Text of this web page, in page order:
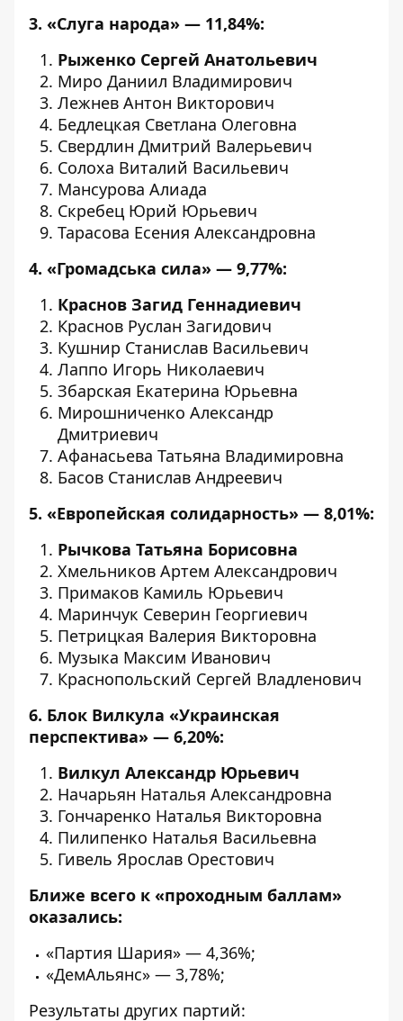
3. «Слуга народа» — 11,84%:
Рыженко Сергей Анатольевич
Миро Даниил Владимирович
Лежнев Антон Викторович
Бедлецкая Светлана Олеговна
Свердлин Дмитрий Валерьевич
Солоха Виталий Васильевич
Мансурова Алиада
Скребец Юрий Юрьевич
Тарасова Есения Александровна
4. «Громадська сила» — 9,77%:
Краснов Загид Геннадиевич
Краснов Руслан Загидович
Кушнир Станислав Васильевич
Лаппо Игорь Николаевич
Збарская Екатерина Юрьевна
Мирошниченко Александр
Дмитриевич
Афанасьева Татьяна Владимировна
Басов Станислав Андреевич
5. «Европейская солидарность» — 8,01%:
Рычкова Татьяна Борисовна
Хмельников Артем Александрович
Примаков Камиль Юрьевич
Маринчук Северин Георгиевич
Петрицкая Валерия Викторовна
Музыка Максим Иванович
Краснопольский Сергей Владленович
6. Блок Вилкула «Украинская
перспектива» — 6,20%:
Вилкул Александр Юрьевич
Начарьян Наталья Александровна
Гончаренко Наталья Викторовна
Пилипенко Наталья Васильевна
Гивель Ярослав Орестович
Ближе всего к «проходным баллам»
оказались:
«Партия Шария» — 4,36%;
«ДемАльянс» — 3,78%;
Результаты других партий: